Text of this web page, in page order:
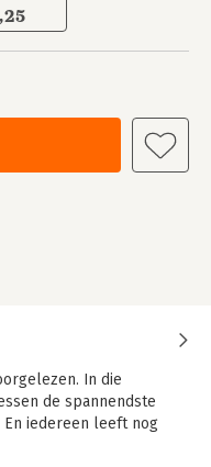
In die
de spannendste
iedereen leeft nog